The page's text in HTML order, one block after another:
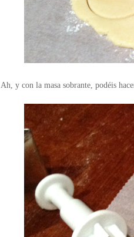
Ah, y con la masa sobrante, podéis